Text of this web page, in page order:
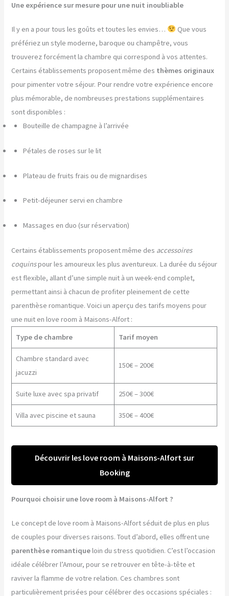
Une expérience sur mesure pour une nuit inoubliable
Il y en a pour tous les goûts et toutes les envies…
Que vous
préfériez un style moderne, baroque ou champêtre, vous
trouverez forcément la chambre qui correspond à vos attentes.
Certains établissements proposent même des thèmes originaux
pour pimenter votre séjour. Pour rendre votre expérience encore
plus mémorable, de nombreuses prestations supplémentaires
sont disponibles :
Bouteille de champagne à l’arrivée
Pétales de roses sur le lit
Plateau de fruits frais ou de mignardises
Petit-déjeuner servi en chambre
Massages en duo (sur réservation)
Certains établissements proposent même des accessoires
coquinspour les amoureux les plus aventureux. La durée du séjour
est flexible, allant d’une simple nuit à un week-end complet,
permettant ainsi à chacun de profiter pleinement de cette
parenthèse romantique. Voici un aperçu des tarifs moyens pour
une nuit en love room à Maisons-Alfort :
Type de chambre
Tarif moyen
Chambre standard avec
jacuzzi
150€ – 200€
Suite luxe avec spa privatif 250€ – 300€
Villa avec piscine et sauna 350€ – 400€
Découvrir les love room à Maisons-Alfort sur
Booking
Pourquoi choisir une love room à Maisons-Alfort ?
Le concept de love room à Maisons-Alfort séduit de plus en plus
de couples pour diverses raisons. Tout d’abord, elles offrent une
parenthèse romantiqueloin du stress quotidien. C’est l’occasion
idéale célébrer l’Amour, pour se retrouver en tête-à-tête et
raviver la flamme de votre relation. Ces chambres sont
particulièrement prisées pour célébrer des occasions spéciales :